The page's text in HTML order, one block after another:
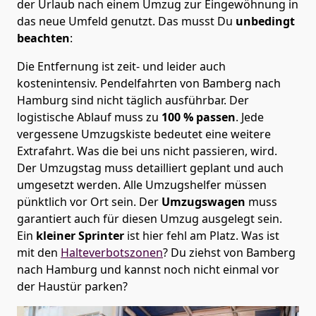
der Urlaub nach einem Umzug zur Eingewöhnung in
das neue Umfeld genutzt. Das musst Du unbedingt
beachten:
Die Entfernung ist zeit- und leider auch
kostenintensiv. Pendelfahrten von Bamberg nach
Hamburg sind nicht täglich ausführbar. Der
logistische Ablauf muss zu 100 % passen. Jede
vergessene Umzugskiste bedeutet eine weitere
Extrafahrt. Was die bei uns nicht passieren, wird.
Der Umzugstag muss detailliert geplant und auch
umgesetzt werden. Alle Umzugshelfer müssen
pünktlich vor Ort sein. Der Umzugswagen muss
garantiert auch für diesen Umzug ausgelegt sein.
Ein kleiner Sprinter ist hier fehl am Platz. Was ist
mit den Halteverbotszonen? Du ziehst von Bamberg
nach Hamburg und kannst noch nicht einmal vor
der Haustür parken?